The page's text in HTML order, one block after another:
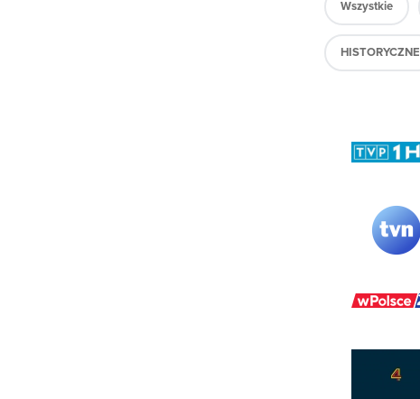
Wszystkie
HISTORYCZNE